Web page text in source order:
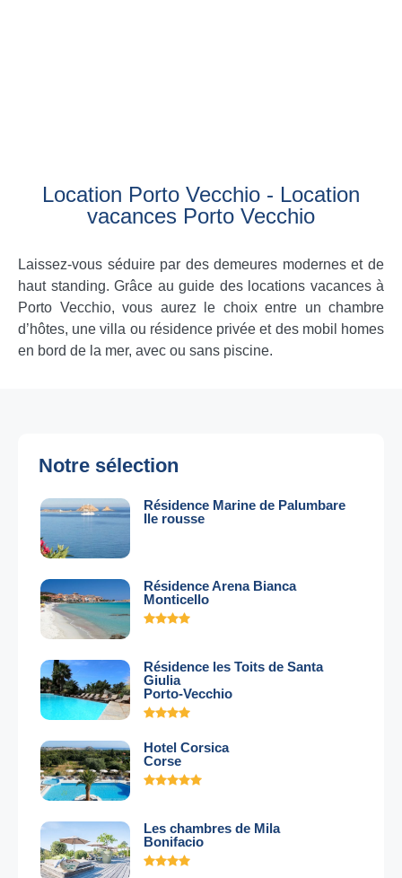
Location Porto Vecchio - Location
vacances Porto Vecchio
Laissez-vous séduire par des demeures modernes et de
haut standing. Grâce au guide des locations vacances à
Porto Vecchio, vous aurez le choix entre un chambre
d’hôtes, une villa ou résidence privée et des mobil homes
en bord de la mer, avec ou sans piscine.
Notre sélection
Résidence Marine de Palumbare
Ile rousse
Résidence Arena Bianca
Monticello
Résidence les Toits de Santa
Giulia
Porto-Vecchio
Hotel Corsica
Corse
Les chambres de Mila
Bonifacio